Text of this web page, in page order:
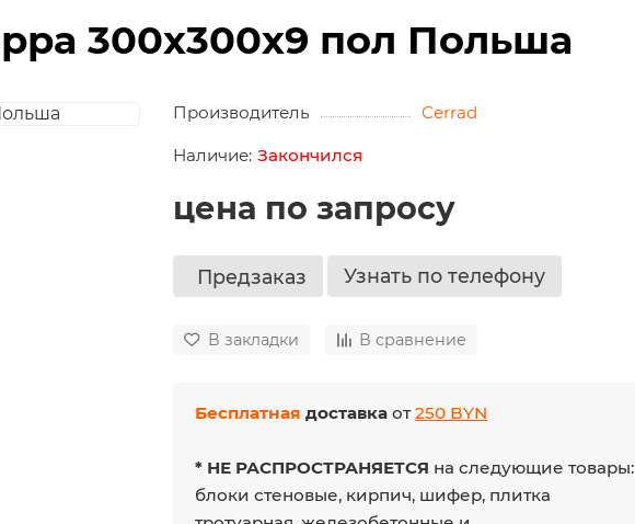
300х300х9 пол Польша
Производитель Cerrad
Закончился
цена по запросу
Предзаказ Узнать по телефону
В закладки В сравнение
Бесплатная доставка от250 BYN
* НЕ РАСПРОСТРАНЯЕТСЯ на следующие товары:
блоки стеновые, кирпич, шифер, плитка